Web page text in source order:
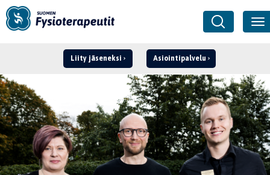
Liity jäseneksi Asiointipalvelu
Kirjaudu ›